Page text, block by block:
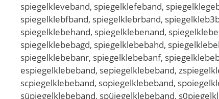
spiegelkleveband, spiegelklefeband,
spiegelklebfband, spiegelklebrband,
spiegelklebehand, spiegelklebenand,
spiegelklebebagd, spiegelklebebahd,
spiegelklebebanr, spiegelklebebanf,
espiegelklebeband, sepiegelklebeband,
scpiegelklebeband, sopiegelklebeband,
süpiegelklebeband, spüiegelklebeband,